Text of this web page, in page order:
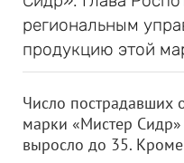
региональным
продукцию этой
Число пострадавших
марки «Мистер Сидр»
выросло до 35. Кроме